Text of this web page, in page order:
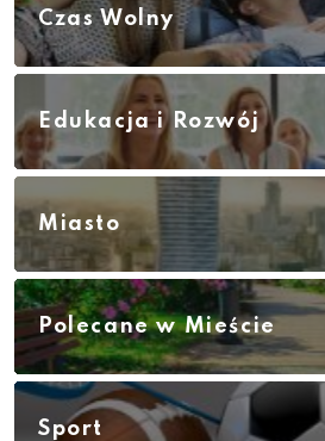
Czas Wolny
Edukacja i Rozwój
Miasto
Polecane w Mieście
Sport